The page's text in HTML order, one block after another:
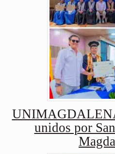
unidos por